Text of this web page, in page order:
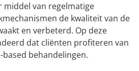
van regelmatige
de kwaliteit van de
en verbeterd. Op deze
dat cliënten profiteren van
behandelingen.